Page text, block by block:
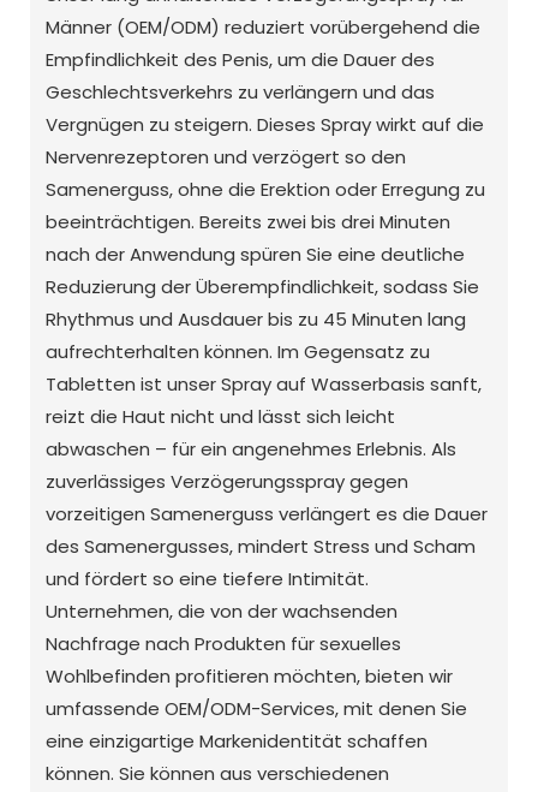
Männer (OEM/ODM) reduziert vorübergehend die
Empfindlichkeit des Penis, um die Dauer des
Geschlechtsverkehrs zu verlängern und das
Vergnügen zu steigern. Dieses Spray wirkt auf die
Nervenrezeptoren und verzögert so den
Samenerguss, ohne die Erektion oder Erregung zu
beeinträchtigen. Bereits zwei bis drei Minuten
nach der Anwendung spüren Sie eine deutliche
Reduzierung der Überempfindlichkeit, sodass Sie
Rhythmus und Ausdauer bis zu 45 Minuten lang
aufrechterhalten können. Im Gegensatz zu
Tabletten ist unser Spray auf Wasserbasis sanft,
reizt die Haut nicht und lässt sich leicht
abwaschen – für ein angenehmes Erlebnis. Als
zuverlässiges Verzögerungsspray gegen
vorzeitigen Samenerguss verlängert es die Dauer
des Samenergusses, mindert Stress und Scham
und fördert so eine tiefere Intimität.
Unternehmen, die von der wachsenden
Nachfrage nach Produkten für sexuelles
Wohlbefinden profitieren möchten, bieten wir
umfassende OEM/ODM-Services, mit denen Sie
eine einzigartige Markenidentität schaffen
können. Sie können aus verschiedenen